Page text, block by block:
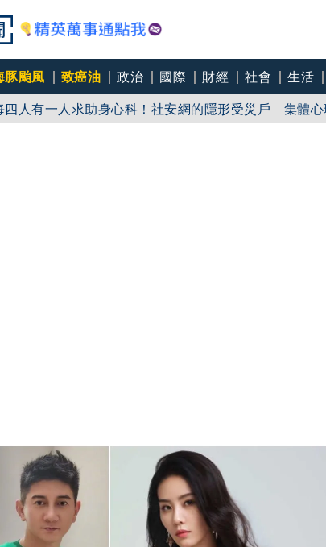
豚颱風 致癌油 政治 國際 財經 社會 生活
四人有一人求助身心科！社安網的隱形受災戶 集體
防禦性社工不敢多做無奈趨勢？耗竭殆盡下的社安
開唱 想到離世三年的爸爸 許富凱哭到眼淚鼻涕直流